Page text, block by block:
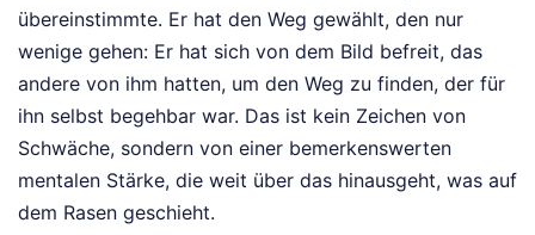
übereinstimmte. Er hat den Weg gewählt, den nur
wenige gehen: Er hat sich von dem Bild befreit, das
andere von ihm hatten, um den Weg zu finden, der für
ihn selbst begehbar war. Das ist kein Zeichen von
Schwäche, sondern von einer bemerkenswerten
mentalen Stärke, die weit über das hinausgeht, was auf
dem Rasen geschieht.